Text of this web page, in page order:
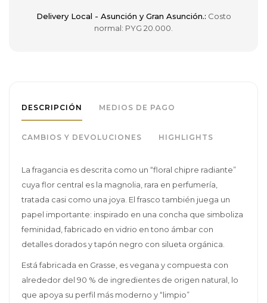
Delivery Local - Asunción y Gran Asunción.: Costo
normal: PYG 20.000.
DESCRIPCIÓN MEDIOS DE PAGO
CAMBIOS Y DEVOLUCIONES HIGHLIGHTS
La fragancia es descrita como un “floral chipre radiante”
cuya flor central es la magnolia, rara en perfumería,
tratada casi como una joya. El frasco también juega un
papel importante: inspirado en una concha que simboliza
feminidad, fabricado en vidrio en tono ámbar con
detalles dorados y tapón negro con silueta orgánica.
Está fabricada en Grasse, es vegana y compuesta con
alrededor del 90 % de ingredientes de origen natural, lo
que apoya su perfil más moderno y “limpio”